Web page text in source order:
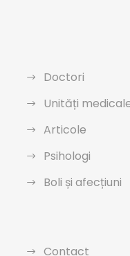
Doctori
Unități
Articole
Psihologi
Boli și afecțiuni
Contact